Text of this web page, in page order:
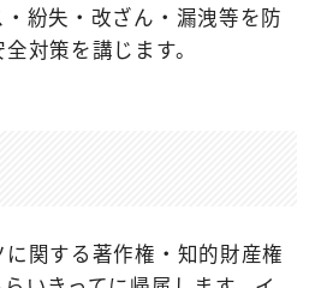
紛失・改ざん・漏洩等を防
対策を講じます。
関する著作権・知的財産権